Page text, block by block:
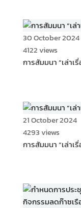
30 October 2024
4122 views
การสัมมนา “เล่าเ
21 October 2024
4293 views
การสัมมนา “เล่าเ